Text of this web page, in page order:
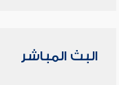
البث المباشر